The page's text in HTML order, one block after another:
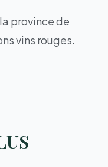
province de
vins rouges.